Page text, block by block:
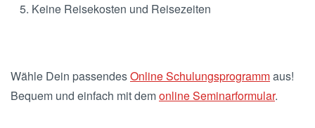
Keine Reisekosten und Reisezeiten
Wähle Dein passendesOnline Schulungsprogrammaus!
Bequem und einfach mit demonline Seminarformular.